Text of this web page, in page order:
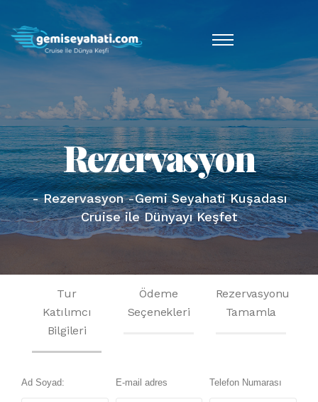
Rezervasyon
- Rezervasyon -Gemi Seyahati Kuşadası
Cruise ile Dünyayı Keşfet
Tur
Katılımcı
Bilgileri
Ödeme
Seçenekleri
Rezervasyonu
Tamamla
Ad Soyad: E-mail adres Telefon Numarası